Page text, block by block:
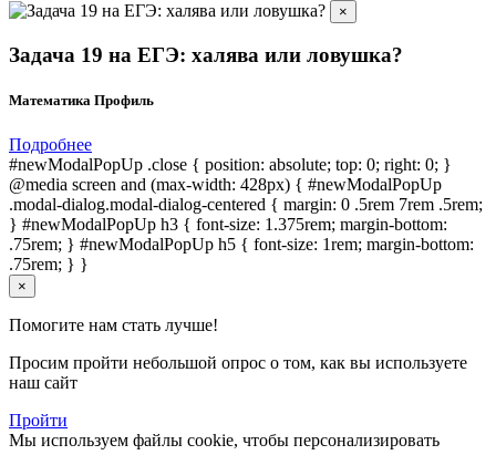
×
Задача 19 на ЕГЭ: халява или ловушка?
Математика Профиль
Подробнее
#newModalPopUp .close { position: absolute; top: 0; right: 0; }
@media screen and (max-width: 428px) { #newModalPopUp
.modal-dialog.modal-dialog-centered { margin: 0 .5rem 7rem .5rem;
} #newModalPopUp h3 { font-size: 1.375rem; margin-bottom:
.75rem; } #newModalPopUp h5 { font-size: 1rem; margin-bottom:
.75rem; } }
×
Помогите нам стать лучше!
Просим пройти небольшой опрос о том, как вы используете
наш сайт
Пройти
Мы используем файлы cookie, чтобы персонализировать